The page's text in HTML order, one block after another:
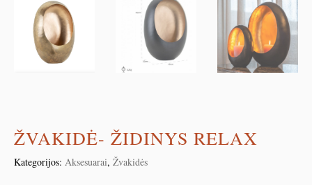
ŽVAKIDĖ- ŽIDINYS RELAX
Kategorijos: Aksesuarai, Žvakidės